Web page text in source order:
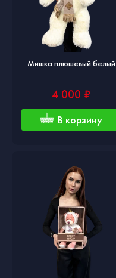
Мишка плюшевый белый
4 000 ₽
В корзину